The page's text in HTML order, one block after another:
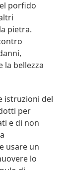
porfido
pietra.
la bellezza
istruzioni del
per
e di non
usare un
lo